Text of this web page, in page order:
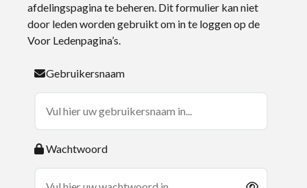
afdelingspagina te beheren. Dit formulier kan niet
door leden worden gebruikt om in te loggen op de
Voor Ledenpagina’s.
Gebruikersnaam
Wachtwoord